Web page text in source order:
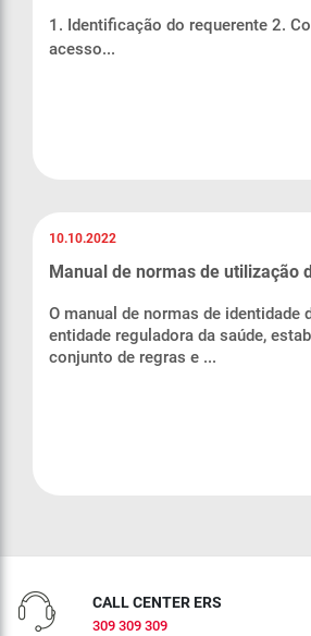
1. Identificação do requerente 2.
acesso...
10.10.2022
Manual de normas de utilização
O manual de normas de identidade
entidade reguladora da saúde,
conjunto de regras e ...
CALL CENTER ERS
309 309 309